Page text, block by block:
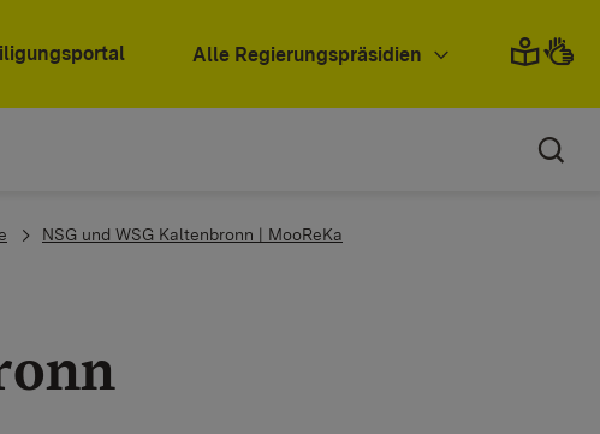
Alle Regierungspräsidien
NSG und WSG Kaltenbronn | MooReKa